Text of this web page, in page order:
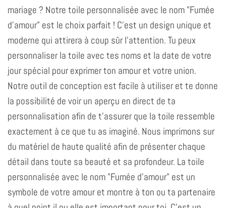
mariage ? Notre toile personnalisée avec le nom "Fumée
d'amour" est le choix parfait ! C'est un design unique et
moderne qui attirera à coup sûr l'attention. Tu peux
personnaliser la toile avec tes noms et la date de votre
jour spécial pour exprimer ton amour et votre union.
Notre outil de conception est facile à utiliser et te donne
la possibilité de voir un aperçu en direct de ta
personnalisation afin de t'assurer que la toile ressemble
exactement à ce que tu as imaginé. Nous imprimons sur
du matériel de haute qualité afin de présenter chaque
détail dans toute sa beauté et sa profondeur. La toile
personnalisée avec le nom "Fumée d'amour" est un
symbole de votre amour et montre à ton ou ta partenaire